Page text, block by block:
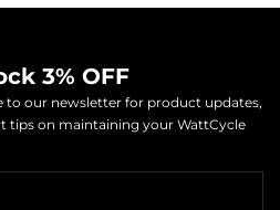
3% OFF
to our newsletter for product updates,
tips on maintaining your WattCycle